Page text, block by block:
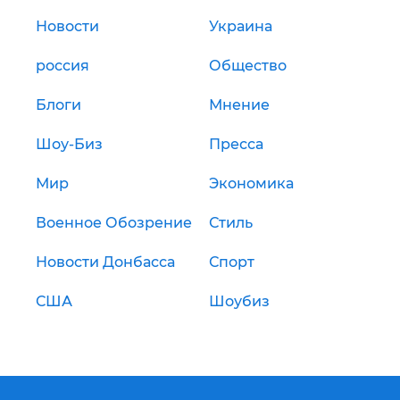
Новости Украина
россия Общество
Блоги Мнение
Шоу-Биз Пресса
Мир Экономика
Военное Обозрение Стиль
Новости Донбасса Спорт
США Шоубиз